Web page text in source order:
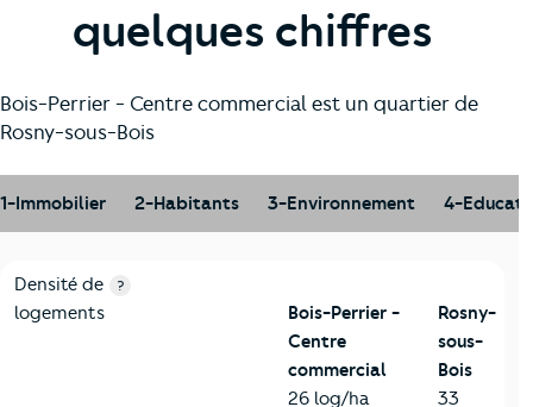
quelques chiffres
Bois-Perrier - Centre commercial est un quartier de
Rosny-sous-Bois
1-Immobilier 2-Habitants 3-Environnement 4-
1-Immobilier
Critères Bois-Perrier - Centre commercial
Densité de
logements
?
Bois-Perrier -
Centre
commercial
26 log/ha
Rosny-
sous-
Bois
33